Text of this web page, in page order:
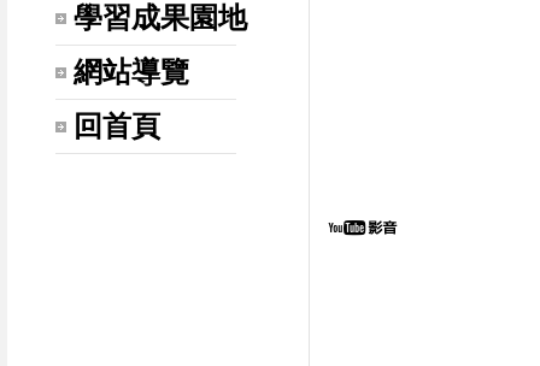
學習成果園地
網站導覽
回首頁